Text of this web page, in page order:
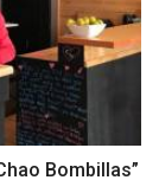
Bombillas”